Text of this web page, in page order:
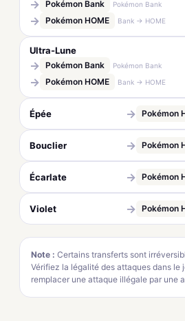
→ Pokémon Bank Pokémon Bank
→ Pokémon HOME Bank → HOME
Ultra-Lune
→ Pokémon Bank Pokémon Bank
→ Pokémon HOME Bank → HOME
Épée → Pokémon
Bouclier → Pokémon
Écarlate → Pokémon
Violet → Pokémon
Note : Certains transferts sont
Vérifiez la légalité des attaques dans
remplacer une attaque illégale par une